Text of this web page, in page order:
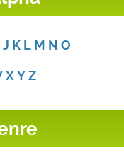
J K L M N O
X Y Z